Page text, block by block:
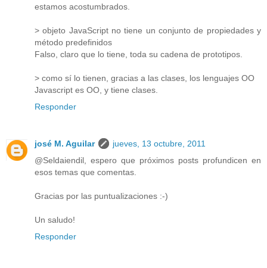
estamos acostumbrados.
> objeto JavaScript no tiene un conjunto de propiedades y
método predefinidos
Falso, claro que lo tiene, toda su cadena de prototipos.
> como sí lo tienen, gracias a las clases, los lenguajes OO
Javascript es OO, y tiene clases.
Responder
josé M. Aguilar
jueves, 13 octubre, 2011
@Seldaiendil, espero que próximos posts profundicen en
esos temas que comentas.
Gracias por las puntualizaciones :-)
Un saludo!
Responder